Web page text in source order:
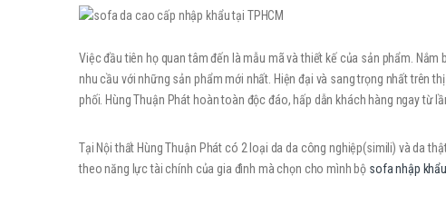
Việc đầu tiên họ quan tâm đến là mẫu mã và thiết kế của sản phẩm.
nhu cầu với những sản phẩm mới nhất. Hiện đại và sang trọng nhất trên
phối. Hùng Thuận Phát hoàn toàn độc đáo, hấp dẫn khách hàng ngay từ
Tại Nội thất Hùng Thuận Phát có 2 loại da da công nghiệp(simili) và da
theo năng lực tài chính của gia đình mà chọn cho mình bộ sofa nhập khẩu